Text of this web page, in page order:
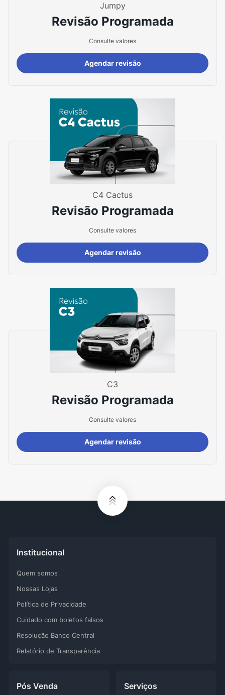
Jumpy
Revisão Programada
Consulte valores
Agendar revisão
C4 Cactus
Revisão Programada
Consulte valores
Agendar revisão
C3
Revisão Programada
Consulte valores
Agendar revisão
Institucional
Quem somos
Nossas Lojas
Política de Privacidade
Cuidado com boletos falsos
Resolução Banco Central
Relatório de Transparência
Serviços
Pós Venda